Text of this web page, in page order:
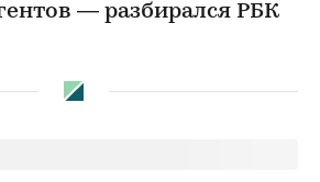
— разбирался РБК